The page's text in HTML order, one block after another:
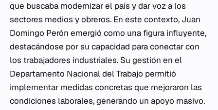
que buscaba modernizar el país y dar voz a los
sectores medios y obreros. En este contexto, Juan
Domingo Perón emergió como una figura influyente,
destacándose por su capacidad para conectar con
los trabajadores industriales. Su gestión en el
Departamento Nacional del Trabajo permitió
implementar medidas concretas que mejoraron las
condiciones laborales, generando un apoyo masivo.